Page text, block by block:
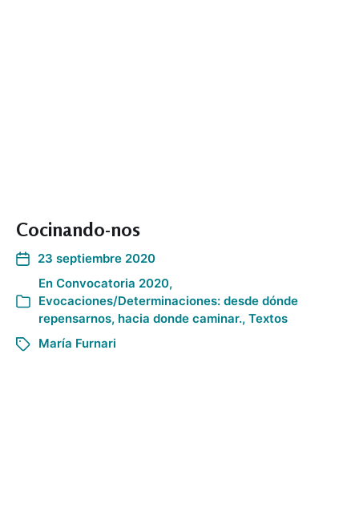
Cocinando-nos
23 septiembre 2020
En Convocatoria 2020,
Evocaciones/Determinaciones: desde dónde
repensarnos, hacia donde caminar., Textos
María Furnari